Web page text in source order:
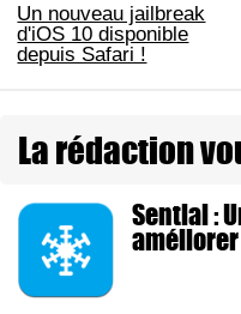
Un nouveau jailbreak
d'iOS 10 disponible
depuis Safari !
La rédaction
Sential :
améliorer